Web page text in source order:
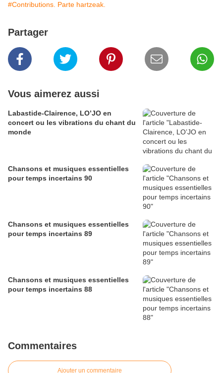
#Contributions. Parte hartzeak.
Partager
Vous aimerez aussi
Labastide-Clairence, LO’JO en
concert ou les vibrations du chant du
monde
Chansons et musiques essentielles
pour temps incertains 90
Chansons et musiques essentielles
pour temps incertains 89
Chansons et musiques essentielles
pour temps incertains 88
Commentaires
Ajouter un commentaire